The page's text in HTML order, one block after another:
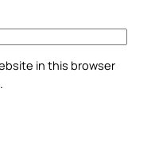
in this browser